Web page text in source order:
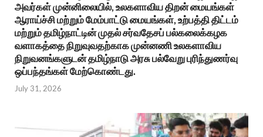
அவர்கள் முன்னிலையில், உலகளாவிய திறன் மையங்கள்
ஆராய்ச்சி மற்றும் மேம்பாட்டு மையங்கள், உற்பத்தி திட்டம்
மற்றும் தமிழ்நாட்டின் முதல் சர்வதேசப் பல்கலைக்கழக
வளாகத்தை நிறுவுவதற்காக முன்னணி உலகளாவிய
நிறுவனங்களுடன் தமிழ்நாடு அரசு பல்வேறு புரிந்துணர்வு
ஒப்பந்தங்கள் மேற்கொண்டது.
July 31, 2026